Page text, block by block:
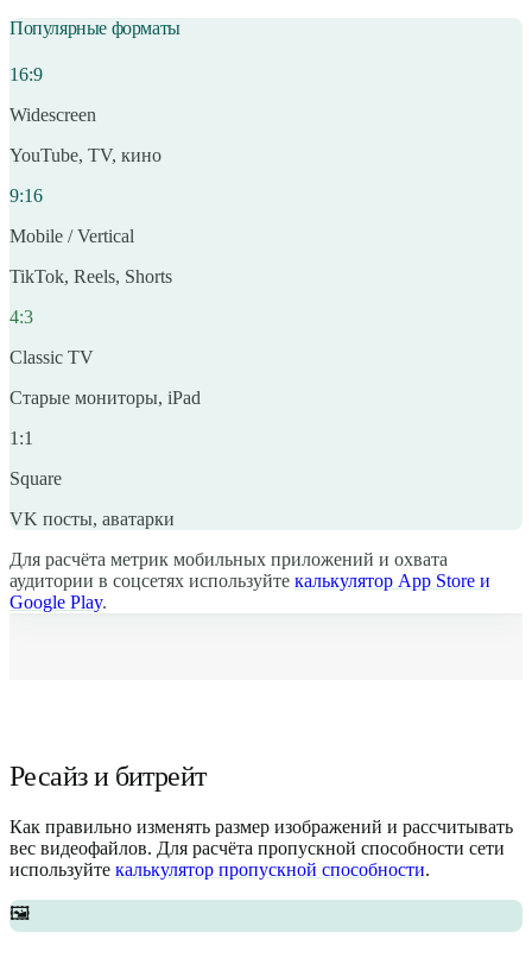
Популярные форматы
16:9
Widescreen
YouTube, TV, кино
9:16
Mobile / Vertical
TikTok, Reels, Shorts
4:3
Classic TV
Старые мониторы, iPad
1:1
Square
VK посты, аватарки
Для расчёта метрик мобильных приложений и охвата
аудитории в соцсетях используйте калькулятор App Store и
Google Play.
Ресайз и битрейт
Как правильно изменять размер изображений и рассчитывать
вес видеофайлов. Для расчёта пропускной способности сети
используйте калькулятор пропускной способности.
🖼️